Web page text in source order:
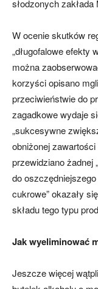
słodzonych
W ocenie skutków
„długofalowe efekty
można
korzyści opisano
przeciwieństwie do
zagadkowe wydaje
„sukcesywne
obniżonej
przewidziano żadnej
do oszczędniejszego
cukrowe” okazały
składu tego typu
Jak wyeliminować
Jeszcze więcej